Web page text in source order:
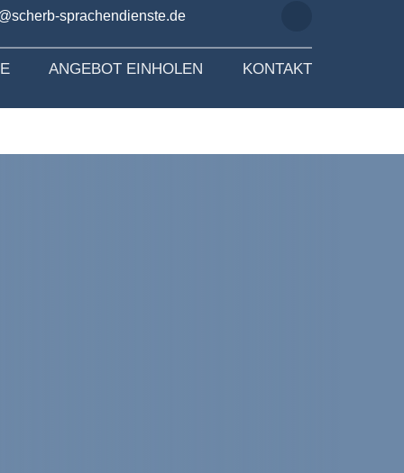
sprachendienste.de
ANGEBOT EINHOLEN KONTAKT